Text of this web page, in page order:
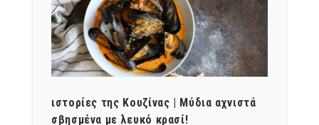
ιστορίες της Κουζίνας | Μύδια αχνιστά
σβησμένα με λευκό κρασί!